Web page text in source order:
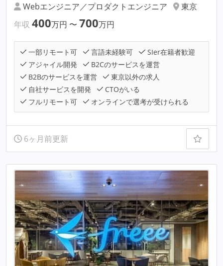
Webエンジニア／プロダクトエンジニア
東京
年収 400万円 〜 700万円
一部リモート可 言語未経験可
SIer在籍者歓迎
アジャイル開発
B2Cのサービスを運営
B2Bのサービスを運営
東京以外の求人
自社サービスを開発
CTOがいる
フルリモート可
オンラインで選考が受けられる
6ヶ月前更新